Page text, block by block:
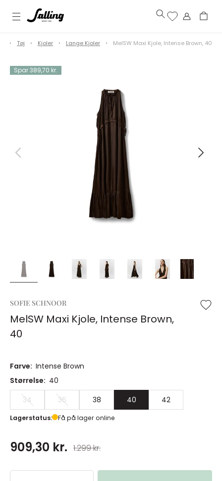
Tøj Kjoler Lange Kjoler MelSW Maxi Kjole, Intense Brown, 40
Spar 389,70 kr.
SOFIE SCHNOOR
MelSW Maxi Kjole, Intense Brown,
40
Farve: Intense Brown
Størrelse: 40
34
36 38 40 42
Lagerstatus: Få på lager online
909,30 kr. 1.299 kr.